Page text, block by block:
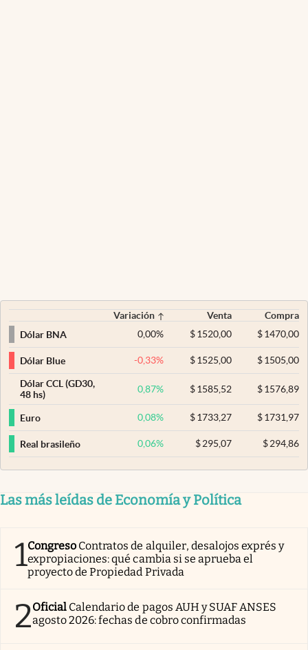
Variación Venta
Compra
Dólar BNA
0,00% $ 1520,00 $1470,00
Dólar Blue -0,33% $ 1525,00 $1505,00
Dólar CCL (GD30,
48 hs)
0,87% $ 1585,52 $1576,89
Euro 0,08% $ 1733,27 $1731,97
Real brasileño 0,06% $ 295,07 $294,86
Las más leídas de Economía y Política
1Congreso Contratos de alquiler, desalojos exprés y
expropiaciones: qué cambia si se aprueba el
proyecto de Propiedad Privada
2Oficial Calendario de pagos AUH y SUAF ANSES
agosto 2026: fechas de cobro confirmadas